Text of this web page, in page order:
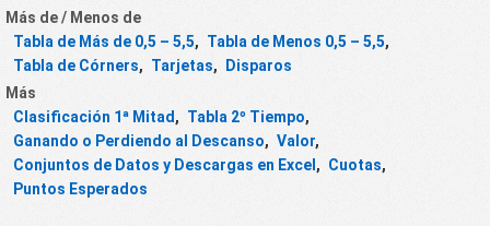
Más de / Menos de
Tabla de Más de 0,5 – 5,5, Tabla de Menos 0,5 – 5,5,
Tabla de Córners, Tarjetas,
Disparos
Más
Clasificación 1ª Mitad , Tabla 2º Tiempo,
Ganando o Perdiendo al Descanso, Valor,
Conjuntos de Datos y Descargas en Excel , Cuotas,
Puntos Esperados